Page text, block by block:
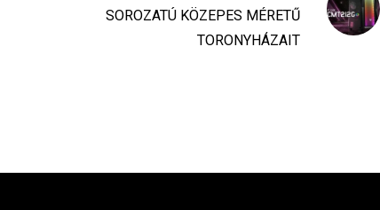
SOROZATÚ KÖZEPES MÉRETŰ
TORONYHÁZAIT